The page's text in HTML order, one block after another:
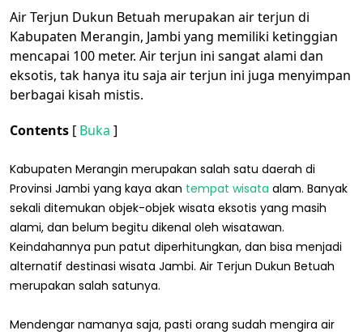
Air Terjun Dukun Betuah merupakan air terjun di
Kabupaten Merangin, Jambi yang memiliki ketinggian
mencapai 100 meter. Air terjun ini sangat alami dan
eksotis, tak hanya itu saja air terjun ini juga menyimpan
berbagai kisah mistis.
Contents [ Buka ]
Kabupaten Merangin merupakan salah satu daerah di
Provinsi Jambi yang kaya akan tempat wisata alam. Banyak
sekali ditemukan objek-objek wisata eksotis yang masih
alami, dan belum begitu dikenal oleh wisatawan.
Keindahannya pun patut diperhitungkan, dan bisa menjadi
alternatif destinasi wisata Jambi. Air Terjun Dukun Betuah
merupakan salah satunya.
Mendengar namanya saja, pasti orang sudah mengira air